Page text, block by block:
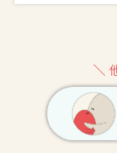
＼